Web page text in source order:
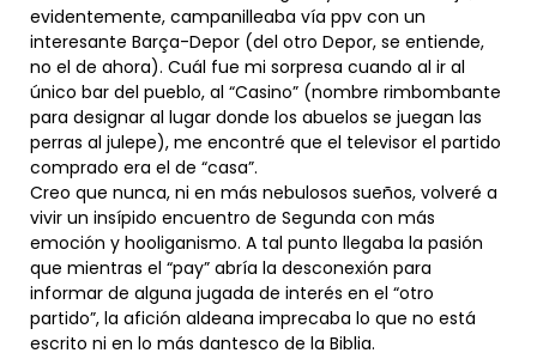
evidentemente, campanilleaba vía ppv con un
interesante Barça-Depor (del otro Depor, se entiende,
no el de ahora). Cuál fue mi sorpresa cuando al ir al
único bar del pueblo, al “Casino” (nombre rimbombante
para designar al lugar donde los abuelos se juegan las
perras al julepe), me encontré que el televisor el partido
comprado era el de “casa”.
Creo que nunca, ni en más nebulosos sueños, volveré a
vivir un insípido encuentro de Segunda con más
emoción y hooliganismo. A tal punto llegaba la pasión
que mientras el “pay” abría la desconexión para
informar de alguna jugada de interés en el “otro
partido”, la afición aldeana imprecaba lo que no está
escrito ni en lo más dantesco de la Biblia.